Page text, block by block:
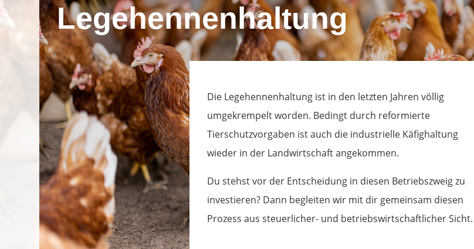
Legehennenhaltung
Die Legehennenhaltung ist in den letzten Jahren völlig
umgekrempelt worden. Bedingt durch reformierte
Tierschutzvorgaben ist auch die industrielle Käfighaltung
wieder in der Landwirtschaft angekommen.
Du stehst vor der Entscheidung in diesen Betriebszweig zu
investieren? Dann begleiten wir mit dir gemeinsam diesen
Prozess aus steuerlicher- und betriebswirtschaftlicher Sicht.